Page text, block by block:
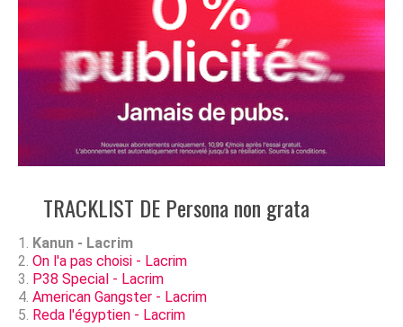
TRACKLIST DE Persona non grata
Kanun - Lacrim
On l'a pas choisi - Lacrim
P38 Special - Lacrim
American Gangster - Lacrim
Reda l'égyptien - Lacrim